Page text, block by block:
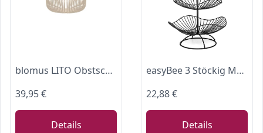
blomus LITO Obstschale M | Nomad | Stahl | Ø 25 x 9,5 cm
39,95 €
Details
easyBee 3 Stöckig Metall Obstkorb, Gemüse Etagere, Servierkorb Obstschale für Mehr Platz auf der Arbeitsplatte - Hält Obst & Gemüse Frisch, Obstständer Größe: 31cm 25cm 20cm
22,88 €
Details